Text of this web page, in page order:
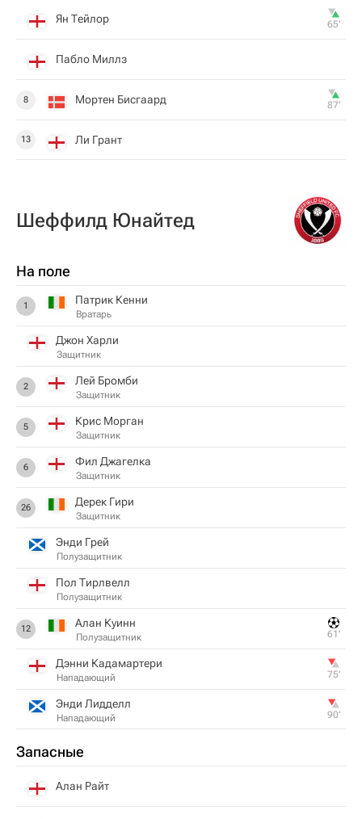
Ян Тейлор 65‎’‎
Пабло Миллз
8 Мортен Бисгаард 87‎’‎
13 Ли Грант
Шеффилд Юнайтед
На поле
1 Патрик Кенни
Вратарь
Джон Харли
Защитник
2 Лей Бромби
Защитник
5 Крис Морган
Защитник
6 Фил Джагелка
Защитник
26 Дерек Гири
Защитник
Энди Грей
Полузащитник
Пол Тирлвелл
Полузащитник
12 Алан Куинн
Полузащитник 61‎’‎
Дэнни Кадамартери
Нападающий 75‎’‎
Энди Лидделл
Нападающий 90‎’‎
Запасные
Алан Райт